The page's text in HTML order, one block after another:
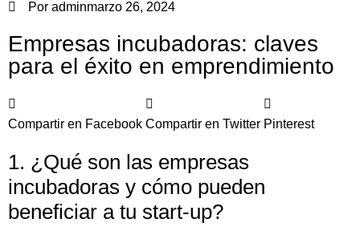
Por adminmarzo 26, 2024
Empresas incubadoras: claves
para el éxito en emprendimiento
Compartir en Facebook Compartir en Twitter Pinterest
1. ¿Qué son las empresas
incubadoras y cómo pueden
beneficiar a tu start-up?